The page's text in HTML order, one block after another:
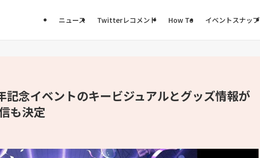
ニュース Twitterレコメンド How To イベントスナップ
記念イベントのキービジュアルとグッズ情報が
も決定